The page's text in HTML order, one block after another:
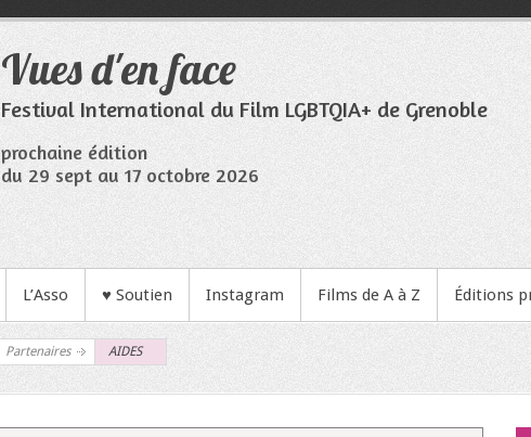
Vues d'en face
Festival International du Film LGBTQIA+ de Grenoble
prochaine édition
du 29 sept au 17 octobre 2026
L’Asso ♥ Soutien Instagram Films de A à Z Éditions
Partenaires AIDES